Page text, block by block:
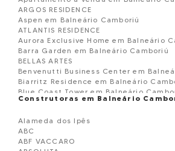
ARGOS RESIDENCE
Aspen em Balneário Camboriú
ATLANTIS RESIDENCE
Aurora Exclusive Home em Balneário
Barra Garden em Balneário Camboriú
BELLAS ARTES
Benvenutti Business Center em
Biarritz Residence em Balneário
Blue Coast Tower em Balneário
Blue Ocean Residence em Balneário
BOSQUE BELCANTO
BOURBON DE FRANCE
BRAVA GOLD
Construtoras em Balneário
Alameda dos Ipês
ABC
ABF VACCARO